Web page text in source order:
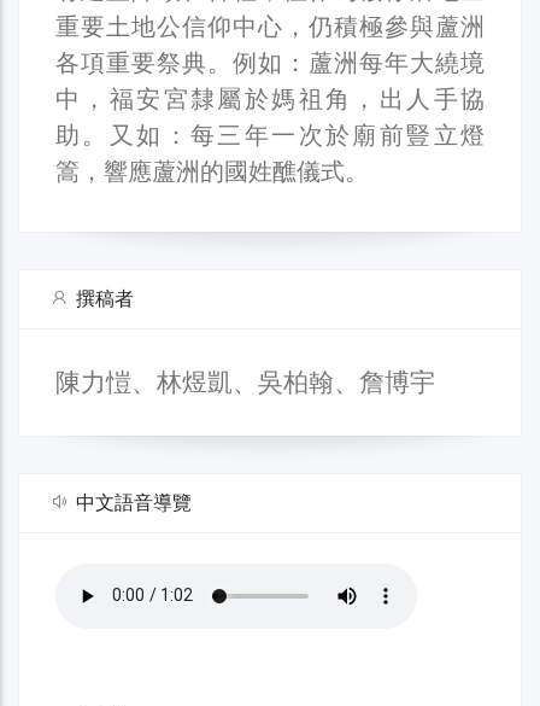
重要土地公信仰中心，仍積極參與蘆洲
各項重要祭典。例如：蘆洲每年大繞境
中，福安宮隸屬於媽祖角，出人手協
助。又如：每三年一次於廟前豎立燈
篙，響應蘆洲的國姓醮儀式。
撰稿者
陳力愷、林煜凱、吳柏翰、詹博宇
中文語音導覽